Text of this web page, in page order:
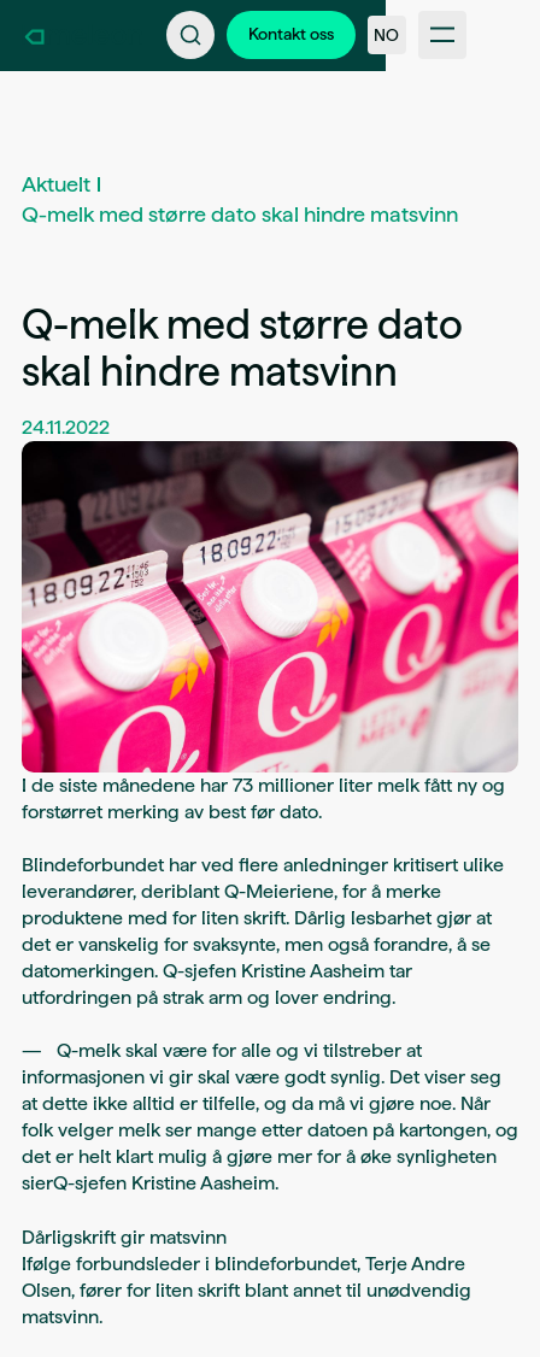
Kontakt oss NO
Bli en del av Kameleon
Nyheter & kundehistorier
Aktuelt
Q-melk med større dato skal hindre matsvinn
Q-melk med større dato
skal hindre matsvinn
24.11.2022
I de siste månedene har 73 millioner liter melk fått ny og
forstørret merking av best før dato.
Blindeforbundet har ved flere anledninger kritisert ulike
leverandører, deriblant Q-Meieriene, for å merke
produktene med for liten skrift. Dårlig lesbarhet gjør at
det er vanskelig for svaksynte, men også forandre, å se
datomerkingen. Q-sjefen Kristine Aasheim tar
utfordringen på strak arm og lover endring.
— Q-melk skal være for alle og vi tilstreber at
informasjonen vi gir skal være godt synlig. Det viser seg
at dette ikke alltid er tilfelle, og da må vi gjøre noe. Når
folk velger melk ser mange etter datoen på kartongen, og
det er helt klart mulig å gjøre mer for å øke synligheten
sierQ-sjefen Kristine Aasheim.
Dårligskrift gir matsvinn
Ifølge forbundsleder i blindeforbundet, Terje Andre
Olsen, fører for liten skrift blant annet til unødvendig
matsvinn.